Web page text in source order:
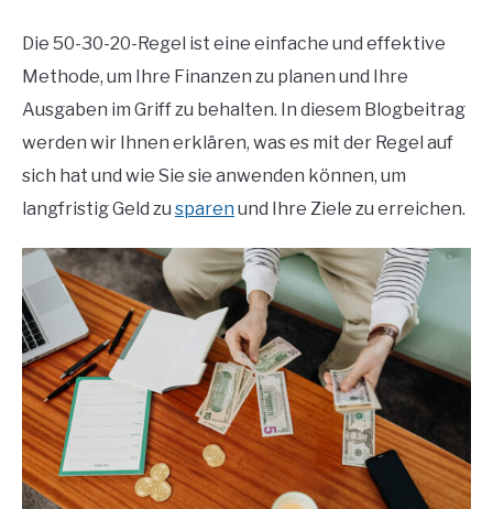
Die 50-30-20-Regel ist eine einfache und effektive
Methode, um Ihre Finanzen zu planen und Ihre
Ausgaben im Griff zu behalten. In diesem Blogbeitrag
werden wir Ihnen erklären, was es mit der Regel auf
sich hat und wie Sie sie anwenden können, um
langfristig Geld zu sparen und Ihre Ziele zu erreichen.